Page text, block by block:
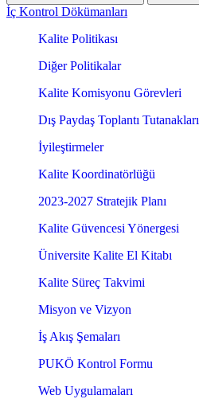
İç Kontrol Dökümanları
Kalite Politikası
Diğer Politikalar
Kalite Komisyonu Görevleri
Dış Paydaş Toplantı Tutanakları
İyileştirmeler
Kalite Koordinatörlüğü
2023-2027 Stratejik Planı
Kalite Güvencesi Yönergesi
Üniversite Kalite El Kitabı
Kalite Süreç Takvimi
Misyon ve Vizyon
İş Akış Şemaları
PUKÖ Kontrol Formu
Web Uygulamaları